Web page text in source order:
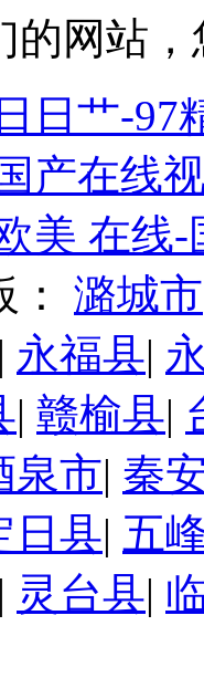
的网站
日艹-97
产在线
美 在线
潞城市
| 永福县|
| 赣榆县|
泉市| 秦
日县| 五
| 灵台县|